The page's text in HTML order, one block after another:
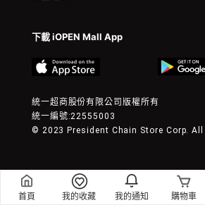
首頁 我的收藏 我的通知 購物車
下載 iOPEN Mall App
統一超商股份有限公司版權所有
統一編號:22555003
© 2023 President Chain Store Corp. All